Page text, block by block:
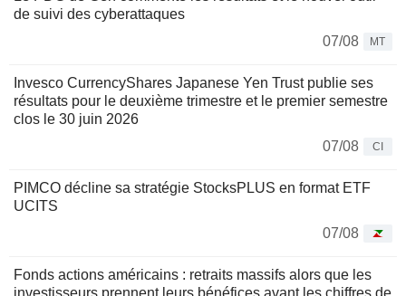
de suivi des cyberattaques
07/08
MT
Invesco CurrencyShares Japanese Yen Trust publie ses
résultats pour le deuxième trimestre et le premier semestre
clos le 30 juin 2026
07/08
CI
PIMCO décline sa stratégie StocksPLUS en format ETF
UCITS
07/08
Fonds actions américains : retraits massifs alors que les